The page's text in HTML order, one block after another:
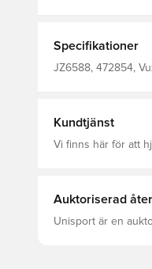
Specifikationer
JZ6588, 472854,
Kundtjänst
Vi finns här för att
Auktoriserad
Unisport är en